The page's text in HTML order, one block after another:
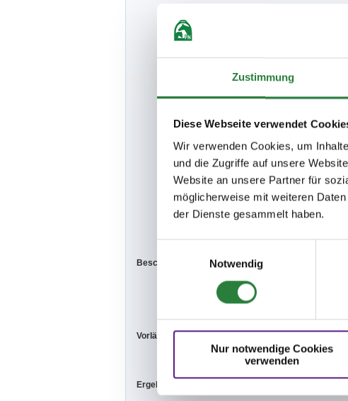
Zustimmung
Diese Webseite verwendet
Wir verwenden Cookies, um
und die Zugriffe auf unsere
Website an unsere Partner für
möglicherweise mit weiteren
der Dienste gesammelt haben.
Notwendig
Nur notwendige Cookies
verwenden
zu 75% ausgezahlt
-Die zum Zeitpunkt
tenden Corona-
für Reiter/Begleiter/
pflichtend zu
der Zeiteinteilung
-Die ZE wird im
Beschaffenheit der Plätze: Prüfungshalle:
Vorbereitungsplatz:
Vorläufige Zeitenteilung:
Ergebnisse: